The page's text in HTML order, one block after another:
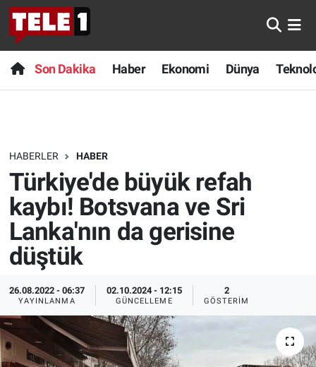
Son Dakika Haber Ekonomi Dünya
HABERLER HABER
Türkiye'de büyük refah
kaybı! Botsvana ve Sri
Lanka'nın da gerisine
düştük
26.08.2022 - 06:37
YAYINLANMA
02.10.2024 - 12:15
GÜNCELLEME
2
GÖSTERIM
Anında Manşet
Başka Sohbetler
Bilim turu
Bilim ve Teknoloji Evreni
Doğa Konuşuyor
Dünya
Ege Saati
Ege'den Esintiler
Son Dakika
Haber
Dünya
Teknoloji
Sağlık
Spor
Yayın Akışı
İletişim
Nöbetçi Eczaneler
Hava Durumu
Trafik Durumu
Süper Lig Puan Durumu ve Fikstür
Tüm Manşetler
Son Dakika Haberleri
Haber Arşivi